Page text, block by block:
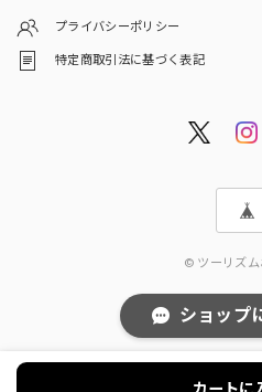
プライバシーポリシー
特定商取引法に基づく表記
© ツーリズム
ショップ